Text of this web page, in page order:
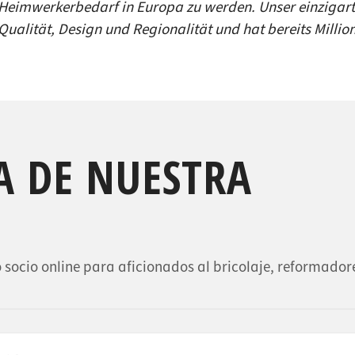
de estantería
de enchufes
in Europa zu werden. Unser
Qualität, Design und Regionalität und hat bereits
DE NUESTRA
socio online para aficionados al bricolaje,